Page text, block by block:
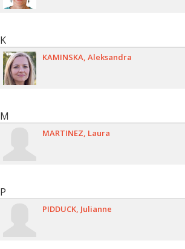
K
KAMINSKA Aleksandra
M
MARTINEZ Laura
P
PIDDUCK Julianne